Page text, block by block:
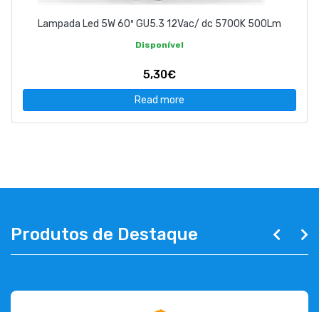
Lampada Led 5W 60º GU5.3 12Vac/ dc 5700K 500Lm
Disponível
5,30€
Read more
Produtos de Destaque